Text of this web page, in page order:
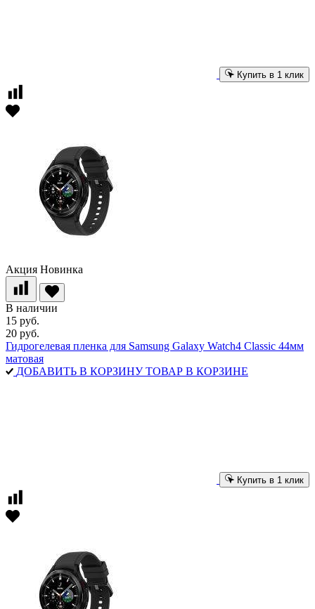
Купить в 1 клик
Акция Новинка
В наличии
15 руб.
20 руб.
Гидрогелевая пленка для Samsung Galaxy Watch4 Classic 44мм
матовая
ДОБАВИТЬ В КОРЗИНУ ТОВАР В КОРЗИНЕ
Купить в 1 клик